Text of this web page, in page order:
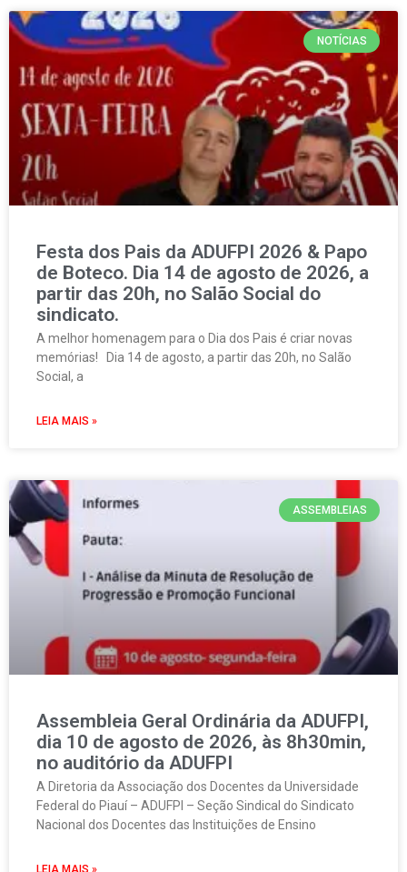
NOTÍCIAS
Festa dos Pais da ADUFPI 2026 & Papo
de Boteco. Dia 14 de agosto de 2026, a
partir das 20h, no Salão Social do
sindicato.
A melhor homenagem para o Dia dos Pais é criar novas
memórias! Dia 14 de agosto, a partir das 20h, no Salão
Social, a
LEIA MAIS »
ASSEMBLEIAS
Assembleia Geral Ordinária da ADUFPI,
dia 10 de agosto de 2026, às 8h30min,
no auditório da ADUFPI
A Diretoria da Associação dos Docentes da Universidade
Federal do Piauí – ADUFPI – Seção Sindical do Sindicato
Nacional dos Docentes das Instituições de Ensino
LEIA MAIS »